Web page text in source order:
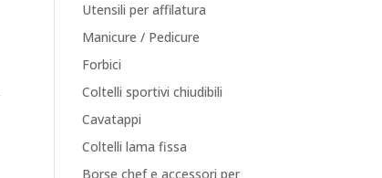
Utensili per affilatura
Manicure / Pedicure
Forbici
Coltelli sportivi chiudibili
Cavatappi
Coltelli lama fissa
Borse chef e accessori per